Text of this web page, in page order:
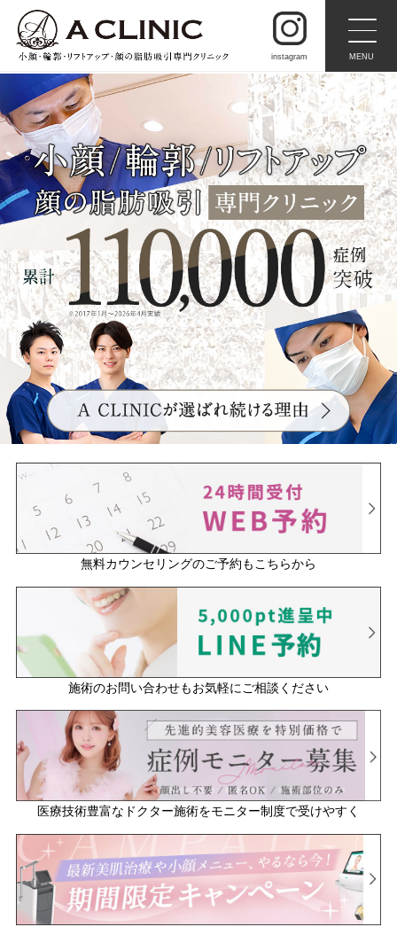
instagram MENU
無料カウンセリングのご予約もこちらから
施術のお問い合わせもお気軽にご相談ください
医療技術豊富なドクター施術をモニター制度で受けやすく